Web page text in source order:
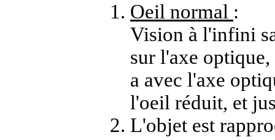
Oeil normal :
Vision à l'infini
sur l'axe
a avec l'axe
l'oeil réduit, et
L'objet est